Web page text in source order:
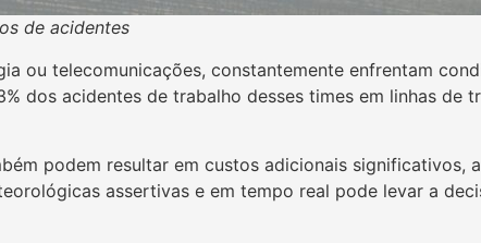
de acidentes
ou telecomunicações, constantemente enfrentam
dos acidentes de trabalho desses times em linhas de
podem resultar em custos adicionais significativos,
assertivas e em tempo real pode levar a